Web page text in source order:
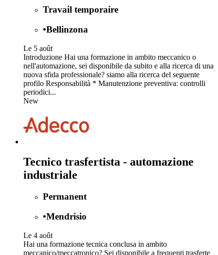
Travail temporaire
•Bellinzona
Le 5 août
Introduzione Hai una formazione in ambito meccanico o
nell'automazione, sei disponibile da subito e alla ricerca di una
nuova sfida professionale? siamo alla ricerca del seguente
profilo Responsabilità * Manutenzione preventiva: controlli
periodici...
New
Tecnico trasfertista - automazione
industriale
Permanent
•Mendrisio
Le 4 août
Hai una formazione tecnica conclusa in ambito
meccanico/meccatronico? Sei disponibile a frequenti trasferte